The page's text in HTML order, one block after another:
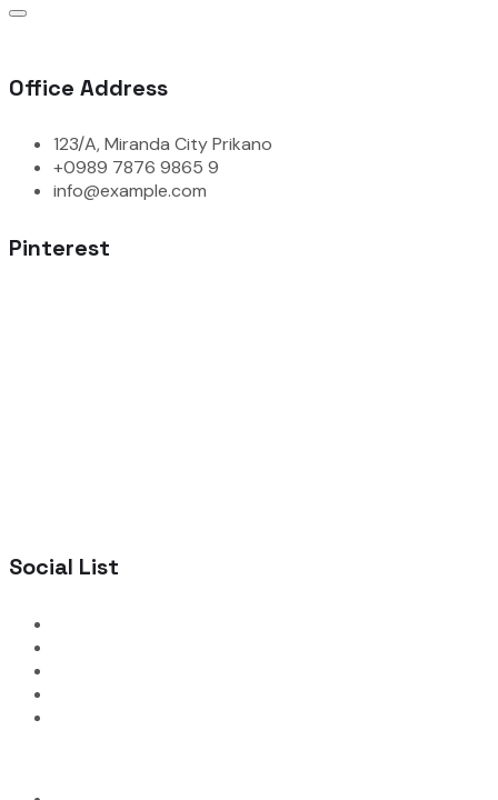
Office Address
123/A, Miranda City Prikano
+0989 7876 9865 9
info@example.com
Pinterest
Social List